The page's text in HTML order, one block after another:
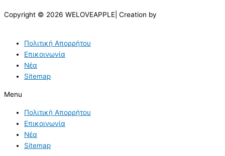
Copyright © 2026 WELOVEAPPLE| Creation by
Πολιτική Απορρήτου
Επικοινωνία
Νέα
Sitemap
Menu
Πολιτική Απορρήτου
Επικοινωνία
Νέα
Sitemap